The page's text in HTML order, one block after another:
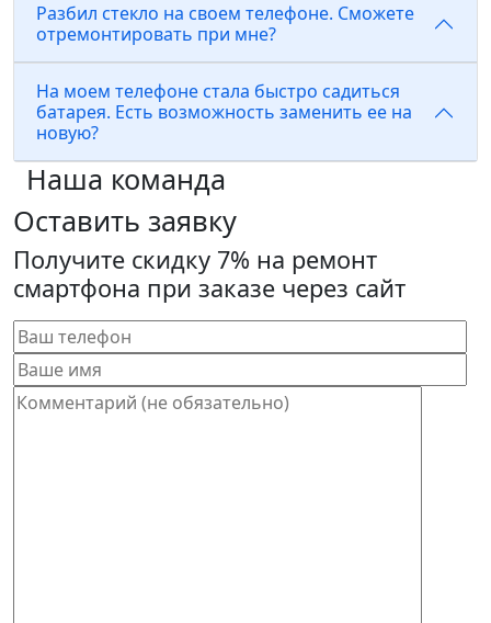
Разбил стекло на своем телефоне. Сможете
отремонтировать при мне?
На моем телефоне стала быстро садиться
батарея. Есть возможность заменить ее на
новую?
Наша команда
Оставить заявку
Получите скидку 7% на ремонт
смартфона при заказе через сайт